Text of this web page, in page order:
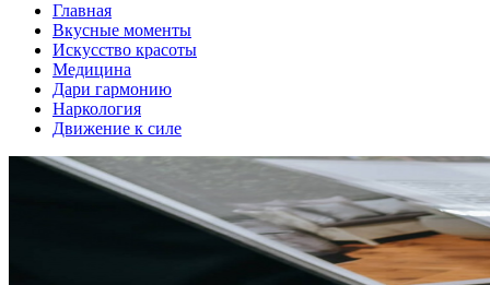
Главная
Вкусные моменты
Искусство красоты
Медицина
Дари гармонию
Наркология
Движение к силе